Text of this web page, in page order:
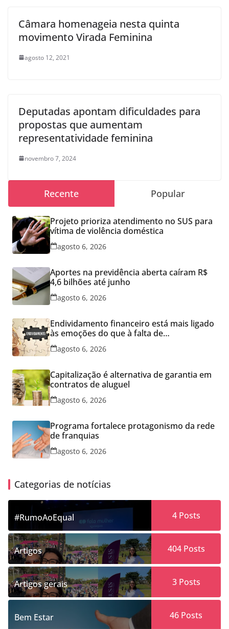
Câmara homenageia nesta quinta
movimento Virada Feminina
agosto 12, 2021
Deputadas apontam dificuldades para
propostas que aumentam
representatividade feminina
novembro 7, 2024
Recente Popular
Projeto prioriza atendimento no SUS para
vítima de violência doméstica
agosto 6, 2026
Aportes na previdência aberta caíram R$
4,6 bilhões até junho
agosto 6, 2026
Endividamento financeiro está mais ligado
às emoções do que à falta de
conhecimento
agosto 6, 2026
Capitalização é alternativa de garantia em
contratos de aluguel
agosto 6, 2026
Programa fortalece protagonismo da rede
de franquias
agosto 6, 2026
Categorias de notícias
#RumoAoEqual 4Posts
Artigos 404Posts
Artigos gerais 3Posts
Bem Estar 46 Posts